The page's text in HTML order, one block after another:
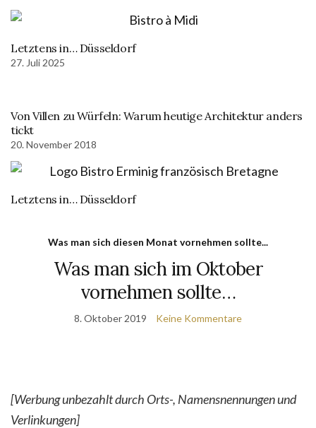
Letztens in… Düsseldorf
27. Juli 2025
Von Villen zu Würfeln: Warum heutige Architektur anders
tickt
20. November 2018
Letztens in… Düsseldorf
Was man sich diesen Monat vornehmen sollte...
Was man sich im Oktober
vornehmen sollte…
8. Oktober 2019 Keine Kommentare
[Werbung unbezahlt durch Orts-, Namensnennungen und
Verlinkungen]